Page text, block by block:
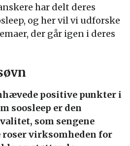
har delt deres
og her vil vi udforske
der går igen i deres
positive punkter i
soosleep er den
som sengene
virksomheden for